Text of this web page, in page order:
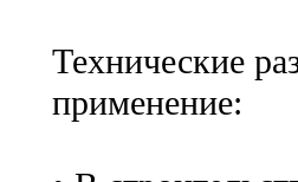
Технические
применение: